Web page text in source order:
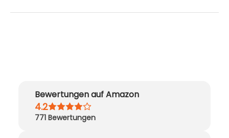
Bewertungen auf Amazon
4.2
771 Bewertungen